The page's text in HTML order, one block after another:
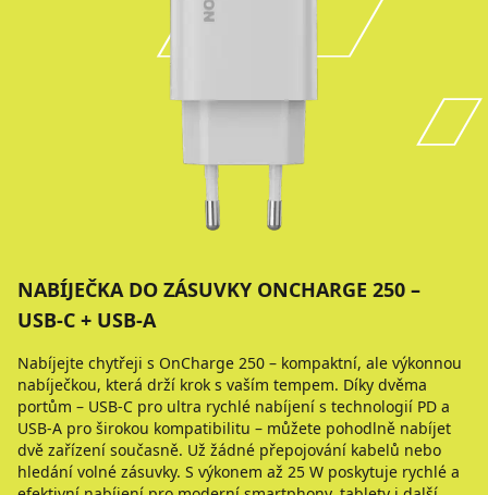
NABÍJEČKA DO ZÁSUVKY ONCHARGE 250 –
USB-C + USB-A
Nabíjejte chytřeji s OnCharge 250 – kompaktní, ale výkonnou
nabíječkou, která drží krok s vaším tempem. Díky dvěma
portům – USB-C pro ultra rychlé nabíjení s technologií PD a
USB-A pro širokou kompatibilitu – můžete pohodlně nabíjet
dvě zařízení současně. Už žádné přepojování kabelů nebo
hledání volné zásuvky. S výkonem až 25 W poskytuje rychlé a